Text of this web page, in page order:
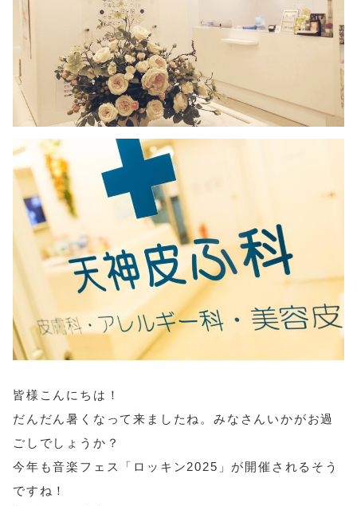
皆様こんにちは！
だんだん暑くなって来ましたね。みなさんいかがお過
ごしでしょうか？
今年も音楽フェス「ロッキン2025」が開催されるそう
ですね！